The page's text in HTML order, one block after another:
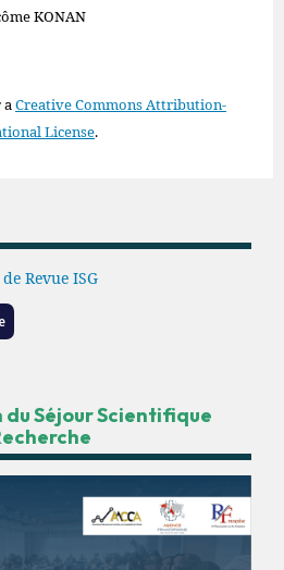
KONAN
aCreative Commons Attribution-
License.
Revue ISG
Séjour Scientifique